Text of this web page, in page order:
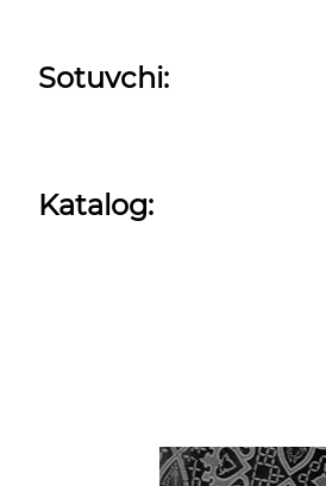
Sotuvchi:
Katalog: